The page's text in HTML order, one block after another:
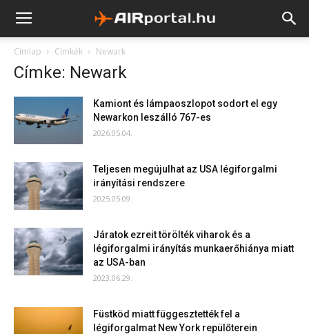
Címlap Címkék Newark
Címke: Newark
Kamiont és lámpaoszlopot sodort el egy
Newarkon leszálló 767-es
2026.05.04.
Teljesen megújulhat az USA légiforgalmi
irányítási rendszere
2025.05.09.
Járatok ezreit törölték viharok és a
légiforgalmi irányítás munkaerőhiánya miatt
az USA-ban
2023.06.29.
Füstköd miatt függesztették fel a
légiforgalmat New York repülőterein